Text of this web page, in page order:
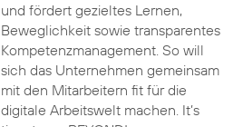
und fördert gezieltes Lernen,
Beweglichkeit sowie transparentes
Kompetenzmanagement. So will
sich das Unternehmen gemeinsam
mit den Mitarbeitern fit für die
digitale Arbeitswelt machen. It’s